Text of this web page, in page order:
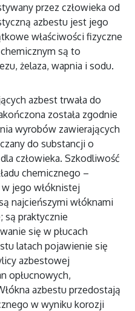
przez człowieka od
azbestu jest jego
właściwości fizyczne
są to
żelaza, wapnia i sodu.
azbest trwała do
została zgodnie
wyrobów zawierających
do substancji o
człowieka. Szkodliwość
chemicznego –
jego włóknistej
najcieńszymi włóknami
są praktycznie
się w płucach
latach pojawienie się
azbestowej
opłucnowych,
azbestu przedostają
w wyniku korozji